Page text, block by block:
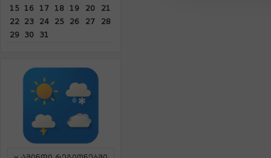
15
16 17 18 19 20
21
22
23 24 25 26 27
28
29
30 31